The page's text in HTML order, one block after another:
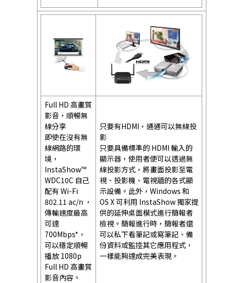
Full HD 高畫質
影音，順暢無
線分享
即使在沒有無
線網路的環
境，
InstaShow™
WDC10C 自己
配有 Wi-Fi
802.11 ac/n ，
傳輸速度最高
可達
700Mbps*，
可以穩定順暢
播放 1080p
Full HD 高畫質
影音內容。
只要有HDMI，通通可以無線投
影
只要具備標準的 HDMI 輸入的
顯示器，使用者便可以透過無
線投影方式，將畫面投影至電
視、投影機、電視牆的各式顯
示設備。此外，Windows 和
OS X 可利用 InstaShow 獨家提
供的延伸桌面模式進行簡報者
檢視。簡報進行時，簡報者還
可以私下看筆記或寫筆記、備
份資料或監控其它應用程式，
一樣能夠達成完美表現。